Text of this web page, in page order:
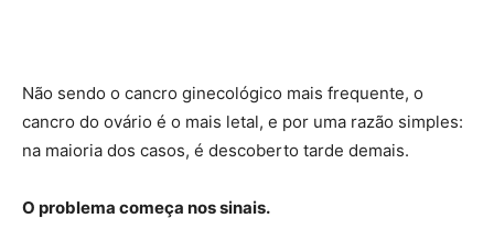
Não sendo o cancro ginecológico mais frequente, o
cancro do ovário é o mais letal, e por uma razão simples:
na maioria dos casos, é descoberto tarde demais.
O problema começa nos sinais.